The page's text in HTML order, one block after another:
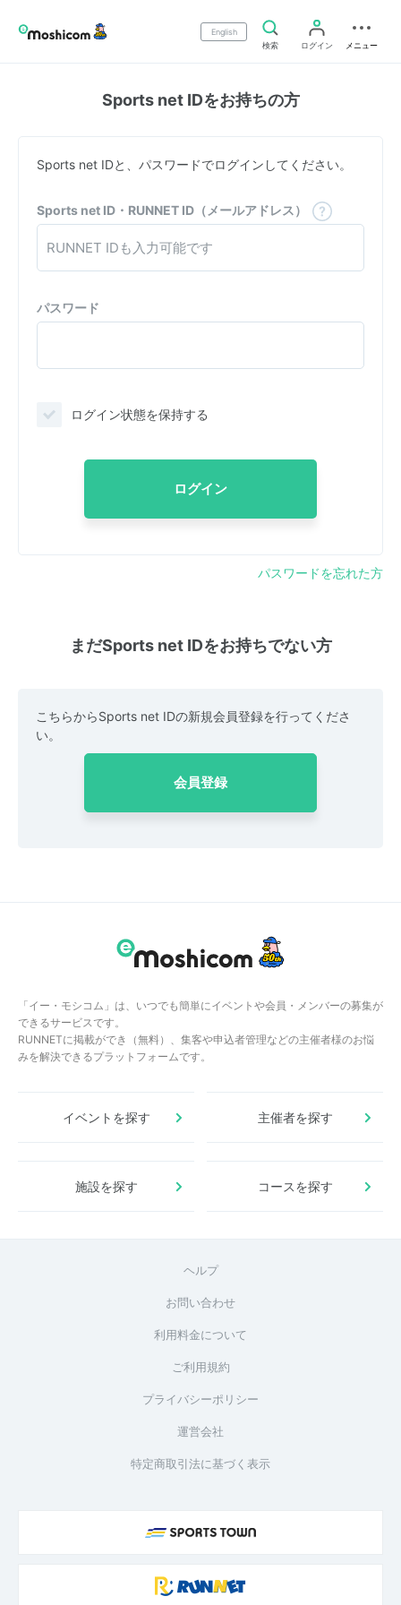
English
検索
ログイン メニュー
Sports net IDをお持ちの方
Sports net IDと、パスワードでログインしてください。
Sports net ID・RUNNET ID（メールアドレス）
パスワード
ログイン状態を保持する
ログイン
パスワードを忘れた方
まだSports net IDをお持ちでない方
こちらからSports net IDの新規会員登録を行ってくださ
い。
会員登録
「イー・モシコム」は、いつでも簡単にイベントや会員・メンバーの募集が
できるサービスです。
RUNNETに掲載ができ（無料）、集客や申込者管理などの主催者様のお悩
みを解決できるプラットフォームです。
イベントを探す 主催者を探す
施設を探す コースを探す
ヘルプ
お問い合わせ
利用料金について
ご利用規約
プライバシーポリシー
運営会社
特定商取引法に基づく表示